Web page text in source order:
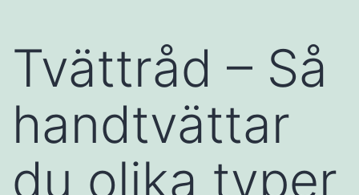
Tvättråd – Så
handtvättar
du olika typer